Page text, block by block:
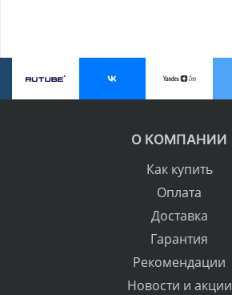
О КОМПАНИИ
Как купить
Оплата
Доставка
Гарантия
Рекомендации
Новости и акции